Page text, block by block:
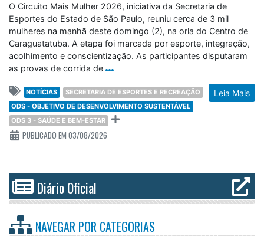
O Circuito Mais Mulher 2026, iniciativa da Secretaria de
Esportes do Estado de São Paulo, reuniu cerca de 3 mil
mulheres na manhã deste domingo (2), na orla do Centro de
Caraguatatuba. A etapa foi marcada por esporte, integração,
acolhimento e conscientização. As participantes disputaram
as provas de corrida de
Leia Mais
NOTÍCIAS
SECRETARIA DE ESPORTES E RECREAÇÃO
ODS - OBJETIVO DE DESENVOLVIMENTO SUSTENTÁVEL
ODS 3 - SAÚDE E BEM-ESTAR
PUBLICADO EM 03/08/2026
Diário Oficial
NAVEGAR POR CATEGORIAS